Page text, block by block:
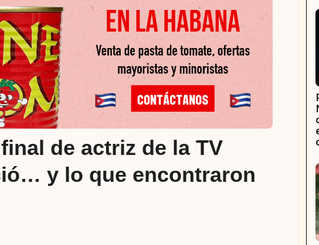
de actriz de la TV
y lo que encontraron